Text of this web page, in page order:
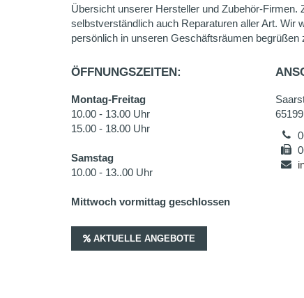
Übersicht unserer Hersteller und Zubehör-Firmen.
selbstverständlich auch Reparaturen aller Art. Wir
persönlich in unseren Geschäftsräumen begrüßen
ÖFFNUNGSZEITEN:
Montag-Freitag
10.00 - 13.00 Uhr
15.00 - 18.00 Uhr
Samstag
10.00 - 13..00 Uhr
Mittwoch vormittag geschlossen
AKTUELLE ANGEBOTE